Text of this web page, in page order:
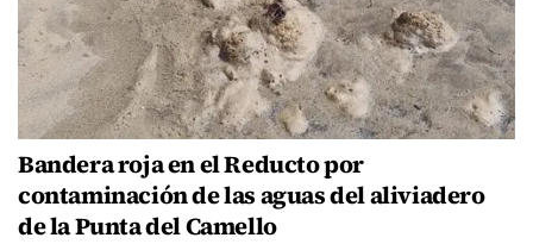
Bandera roja en el Reducto por
contaminación de las aguas del aliviadero
de la Punta del Camello